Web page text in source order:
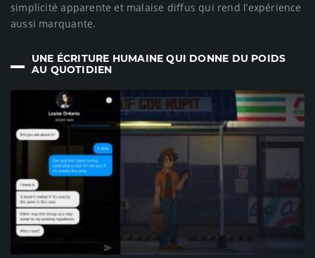
simplicité apparente et malaise diffus qui rend l’expérience
aussi marquante.
UNE ÉCRITURE HUMAINE QUI DONNE DU POIDS
AU QUOTIDIEN